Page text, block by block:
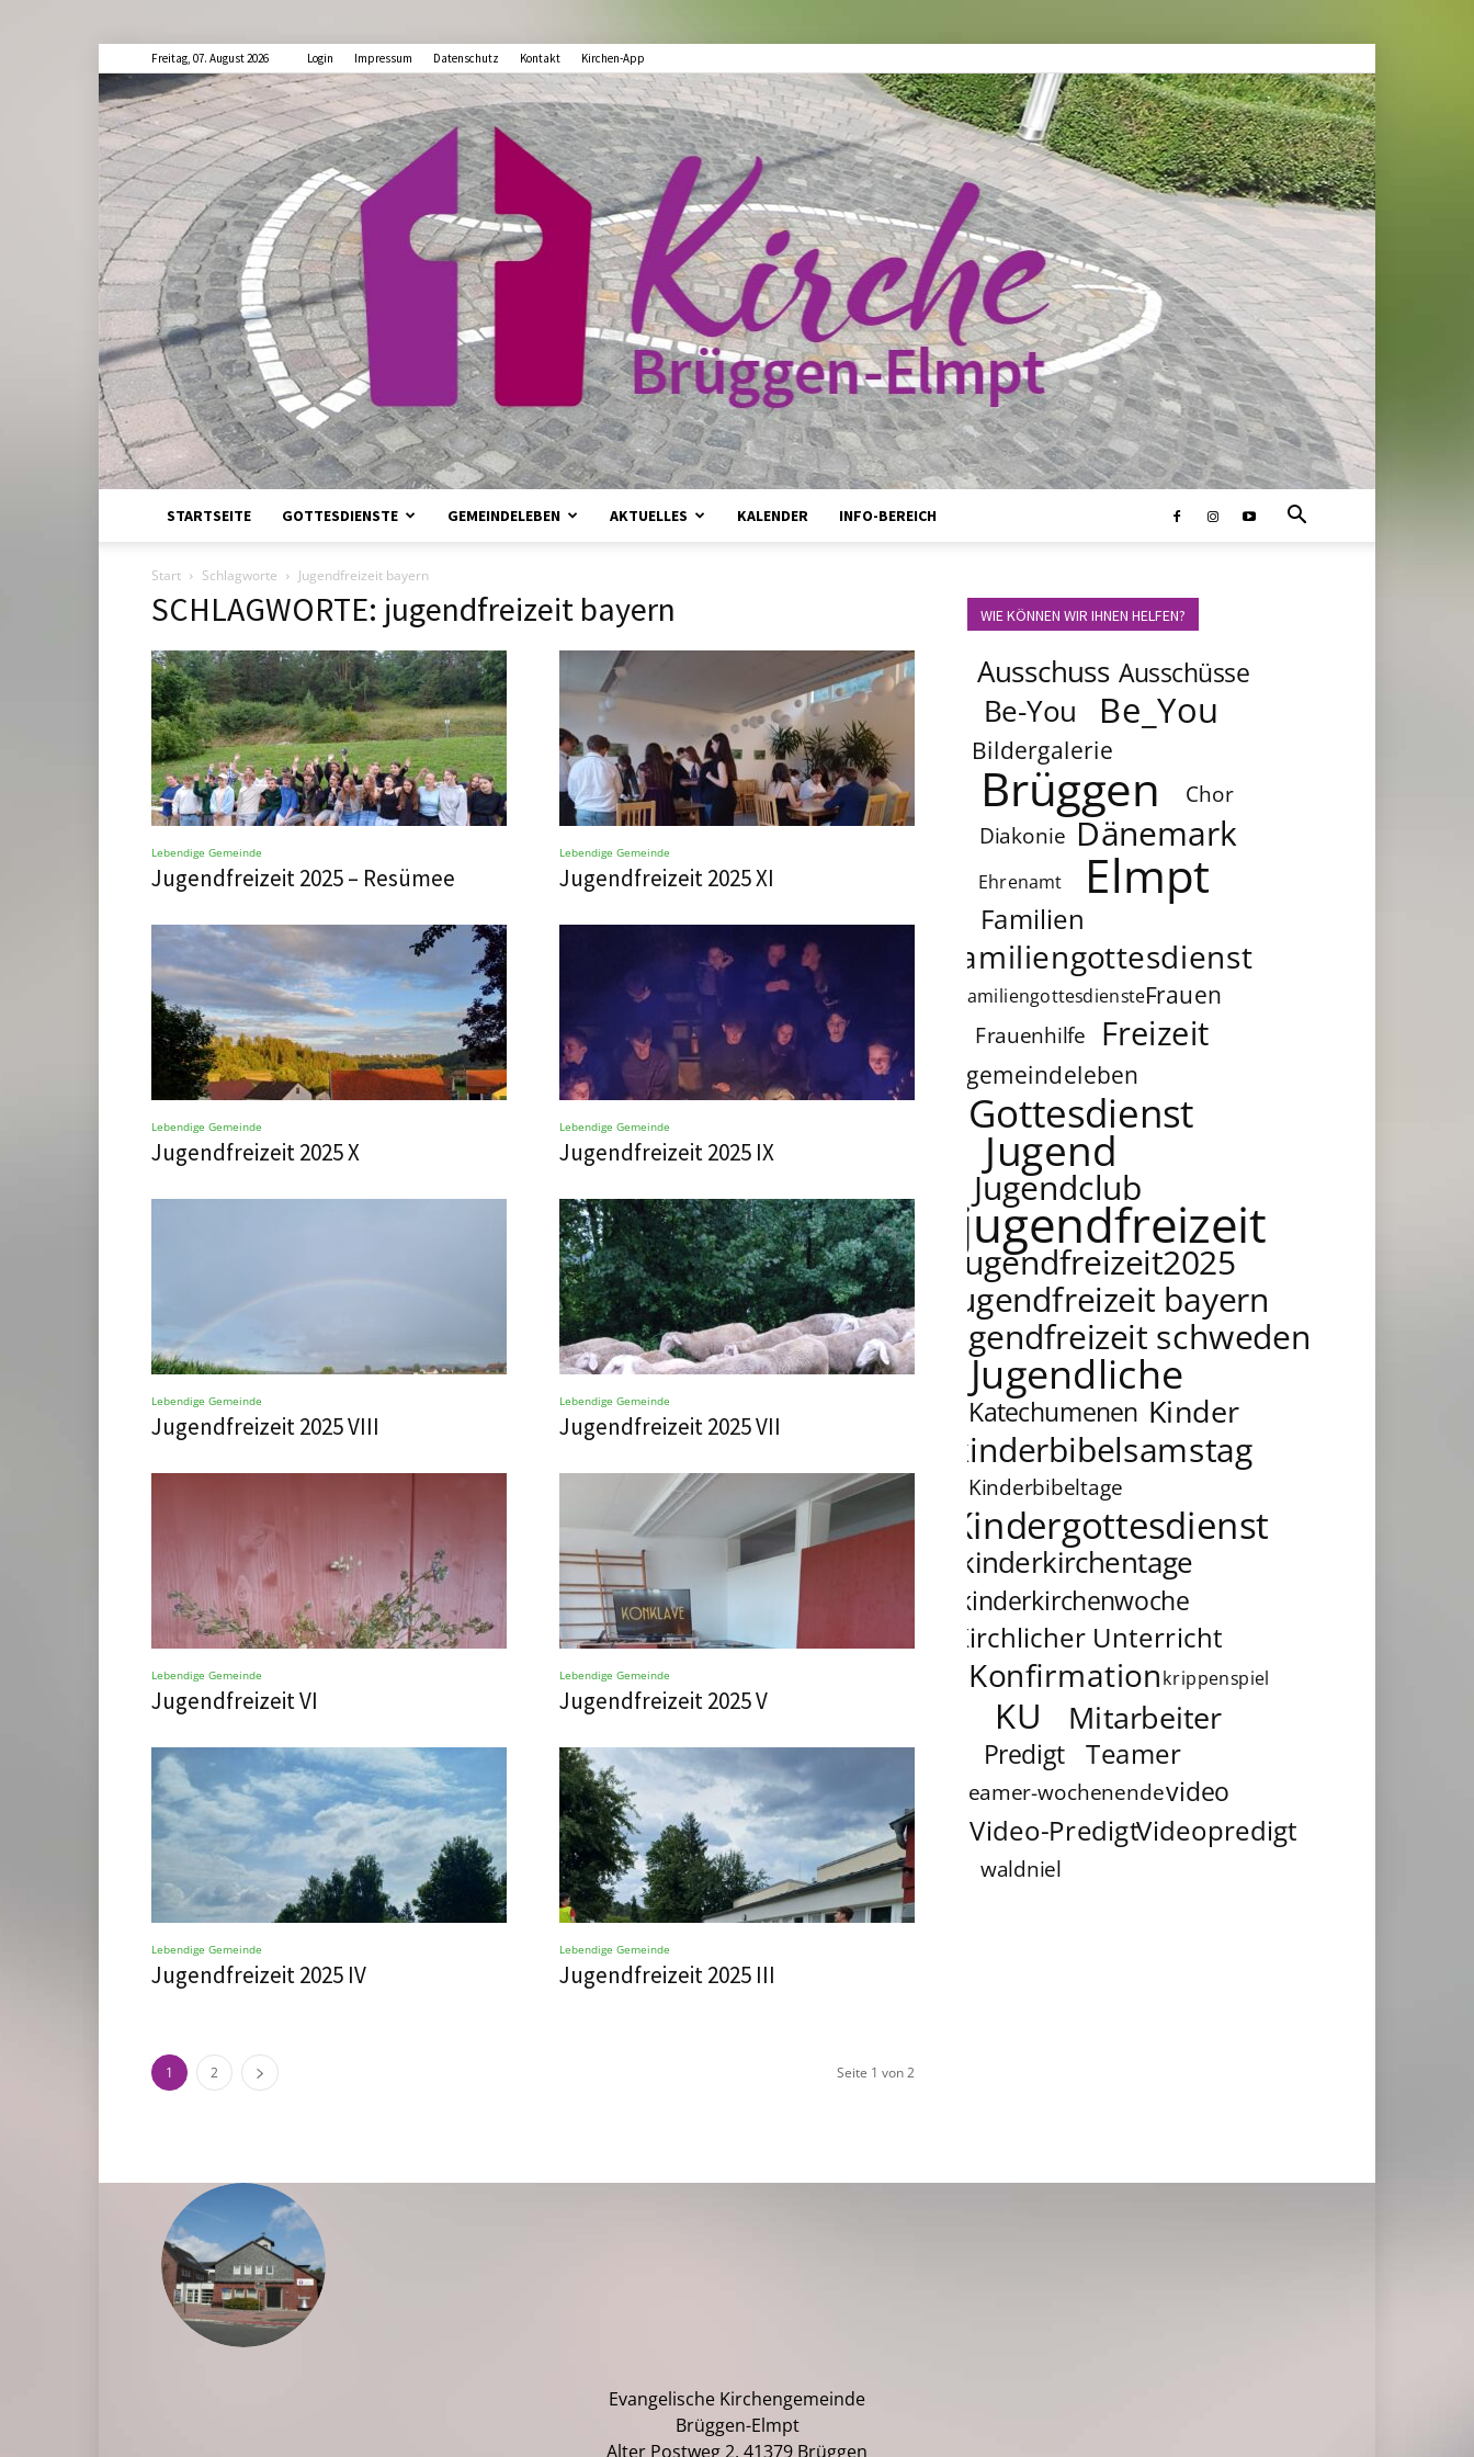
Freitag, 07. August 2026 Login Impressum Datenschutz Kontakt Kirchen-App
STARTSEITE GOTTESDIENSTE GEMEINDELEBEN AKTUELLES KALENDER INFO-BEREICH
Start Schlagworte Jugendfreizeit bayern
SCHLAGWORTE: jugendfreizeit bayern
Lebendige Gemeinde
Jugendfreizeit 2025 – Resümee
Lebendige Gemeinde
Jugendfreizeit 2025 XI
Lebendige Gemeinde
Jugendfreizeit 2025 X
Lebendige Gemeinde
Jugendfreizeit 2025 IX
Lebendige Gemeinde
Jugendfreizeit 2025 VIII
Lebendige Gemeinde
Jugendfreizeit 2025 VII
Lebendige Gemeinde
Jugendfreizeit VI
Lebendige Gemeinde
Jugendfreizeit 2025 V
Lebendige Gemeinde
Jugendfreizeit 2025 IV
Lebendige Gemeinde
Jugendfreizeit 2025 III
1 2 Seite 1 von 2
WIE KÖNNEN WIR IHNEN HELFEN?
Ausschuss Ausschüsse
Be-You Be_You
Bildergalerie
Brüggen
Chor
Diakonie Dänemark
Ehrenamt Elmpt
Familien
familiengottesdienst
familiengottesdiensteFrauen
Frauenhilfe Freizeit
gemeindeleben
Gottesdienst
Jugend
Jugendclub
jugendfreizeit
jugendfreizeit2025
jugendfreizeit bayern
jugendfreizeit schweden
Jugendliche
Katechumenen Kinder
kinderbibelsamstag
Kinderbibeltage
Kindergottesdienst
kinderkirchentage
kinderkirchenwoche
Kirchlicher Unterricht
Konfirmationkrippenspiel
KU Mitarbeiter
Predigt Teamer
teamer-wochenendevideo
Video-PredigtVideopredigt
waldniel
Evangelische Kirchengemeinde
Brüggen-Elmpt
Alter Postweg 2, 41379 Brüggen